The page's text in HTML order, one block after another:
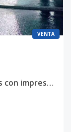
VENTA
Moderno Penthouse de dos niveles con impresionante Vista al Mar